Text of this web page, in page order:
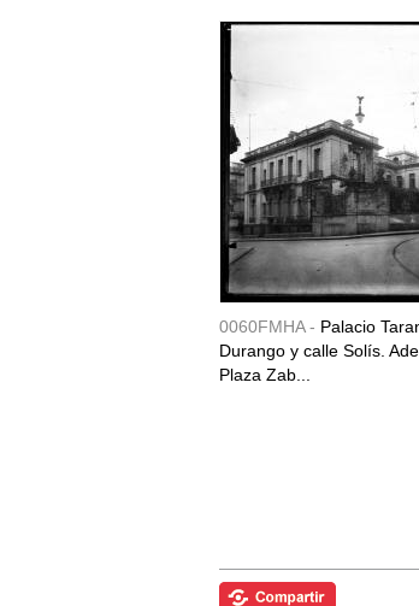
0060FMHA - Palacio
Durango y calle Solís.
Plaza Zab...